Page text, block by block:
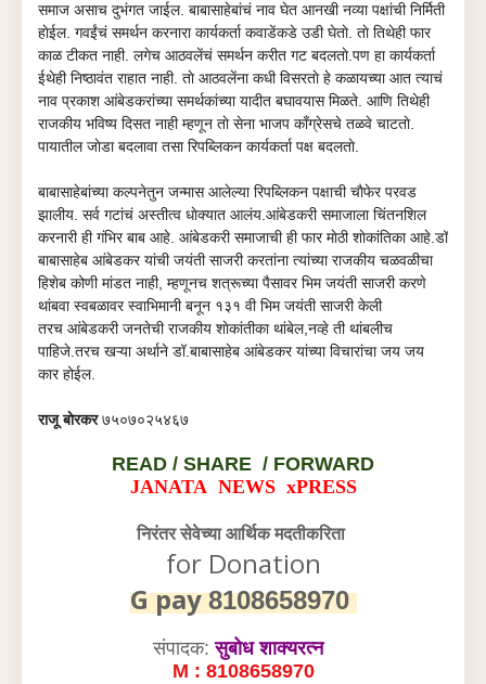
समाज असाच दुभंगत जाईल. बाबासाहेबांचं नाव घेत आनखी नव्या पक्षांची निर्मिती
हाेईल. गवईंचं समर्थन करनारा कार्यकर्ता कवाडेंकडे उडी घेताे. ताे तिथेही फार
काळ टीकत नाही. लगेच आठवलेंचं समर्थन करीत गट बदलताे.पण हा कार्यकर्ता
ईथेही निष्ठावंत राहात नाही. ताे आठवलेंना कधी विसरताे हे कळायच्या आत त्याचं
नाव प्रकाश आंबेडकरांच्या समर्थकांच्या यादीत बघावयास मिळते. आणि तिथेही
राजकीय भविष्य दिसत नाही म्हणून ताे सेना भाजप काँग्रेसचे तळवे चाटताे.
पायातील जाेडा बदलावा तसा रिपब्लिकन कार्यकर्ता पक्ष बदलताे.
बाबासाहेबांच्या कल्पनेतुन जन्मास आलेल्या रिपब्लिकन पक्षाची चाैफेर परवड
झालीय. सर्व गटांचं अस्तीत्व धाेक्यात आलंय.आंबेडकरी समाजाला चिंतनशिल
करनारी ही गंभिर बाब आहे. आंबेडकरी समाजाची ही फार माेठी शाेकांतिका आहे.डॉ
बाबासाहेब आंबेडकर यांची जयंती साजरी करतांना त्यांच्या राजकीय चळवळीचा
हिशेब कोणी मांडत नाही, म्हणूनच शत्रूच्या पैसावर भिम जयंती साजरी करणे
थांबवा स्वबळावर स्वाभिमानी बनून १३१ वी भिम जयंती साजरी केली
तरच आंबेडकरी जनतेची राजकीय शाेकांतीका थांबेल,नव्हे ती थांबलीच
पाहिजे.तरच खऱ्या अर्थाने डॉ.बाबासाहेब आंबेडकर यांच्या विचारांचा जय जय
कार होईल.
राजू बाेरकर७५०७०२५४६७
READ / SHARE / FORWARD
JANATA NEWS xPRESS
निरंतर सेवेच्या आर्थिक मदतीकरिता
for Donation
G pay8108658970
संपादक:सुबोध शाक्यरत्न
M : 8108658970